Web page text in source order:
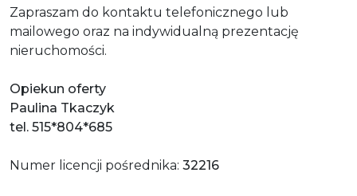
Zapraszam do kontaktu telefonicznego lub
mailowego oraz na indywidualną prezentację
nieruchomości.
Opiekun oferty
Paulina Tkaczyk
tel. 515*804*685
Numer licencji pośrednika: 32216